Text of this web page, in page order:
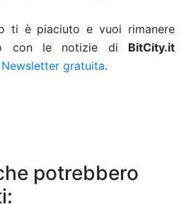
ti è piaciuto e vuoi rimanere
con le notizie di BitCity.it
Newsletter gratuita.
potrebbero